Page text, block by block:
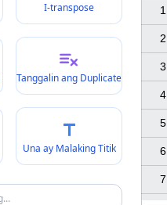
I-transpose
Tanggalin ang Duplicate
Una ay Malaking Titik
1
2
3
4
5
6
7